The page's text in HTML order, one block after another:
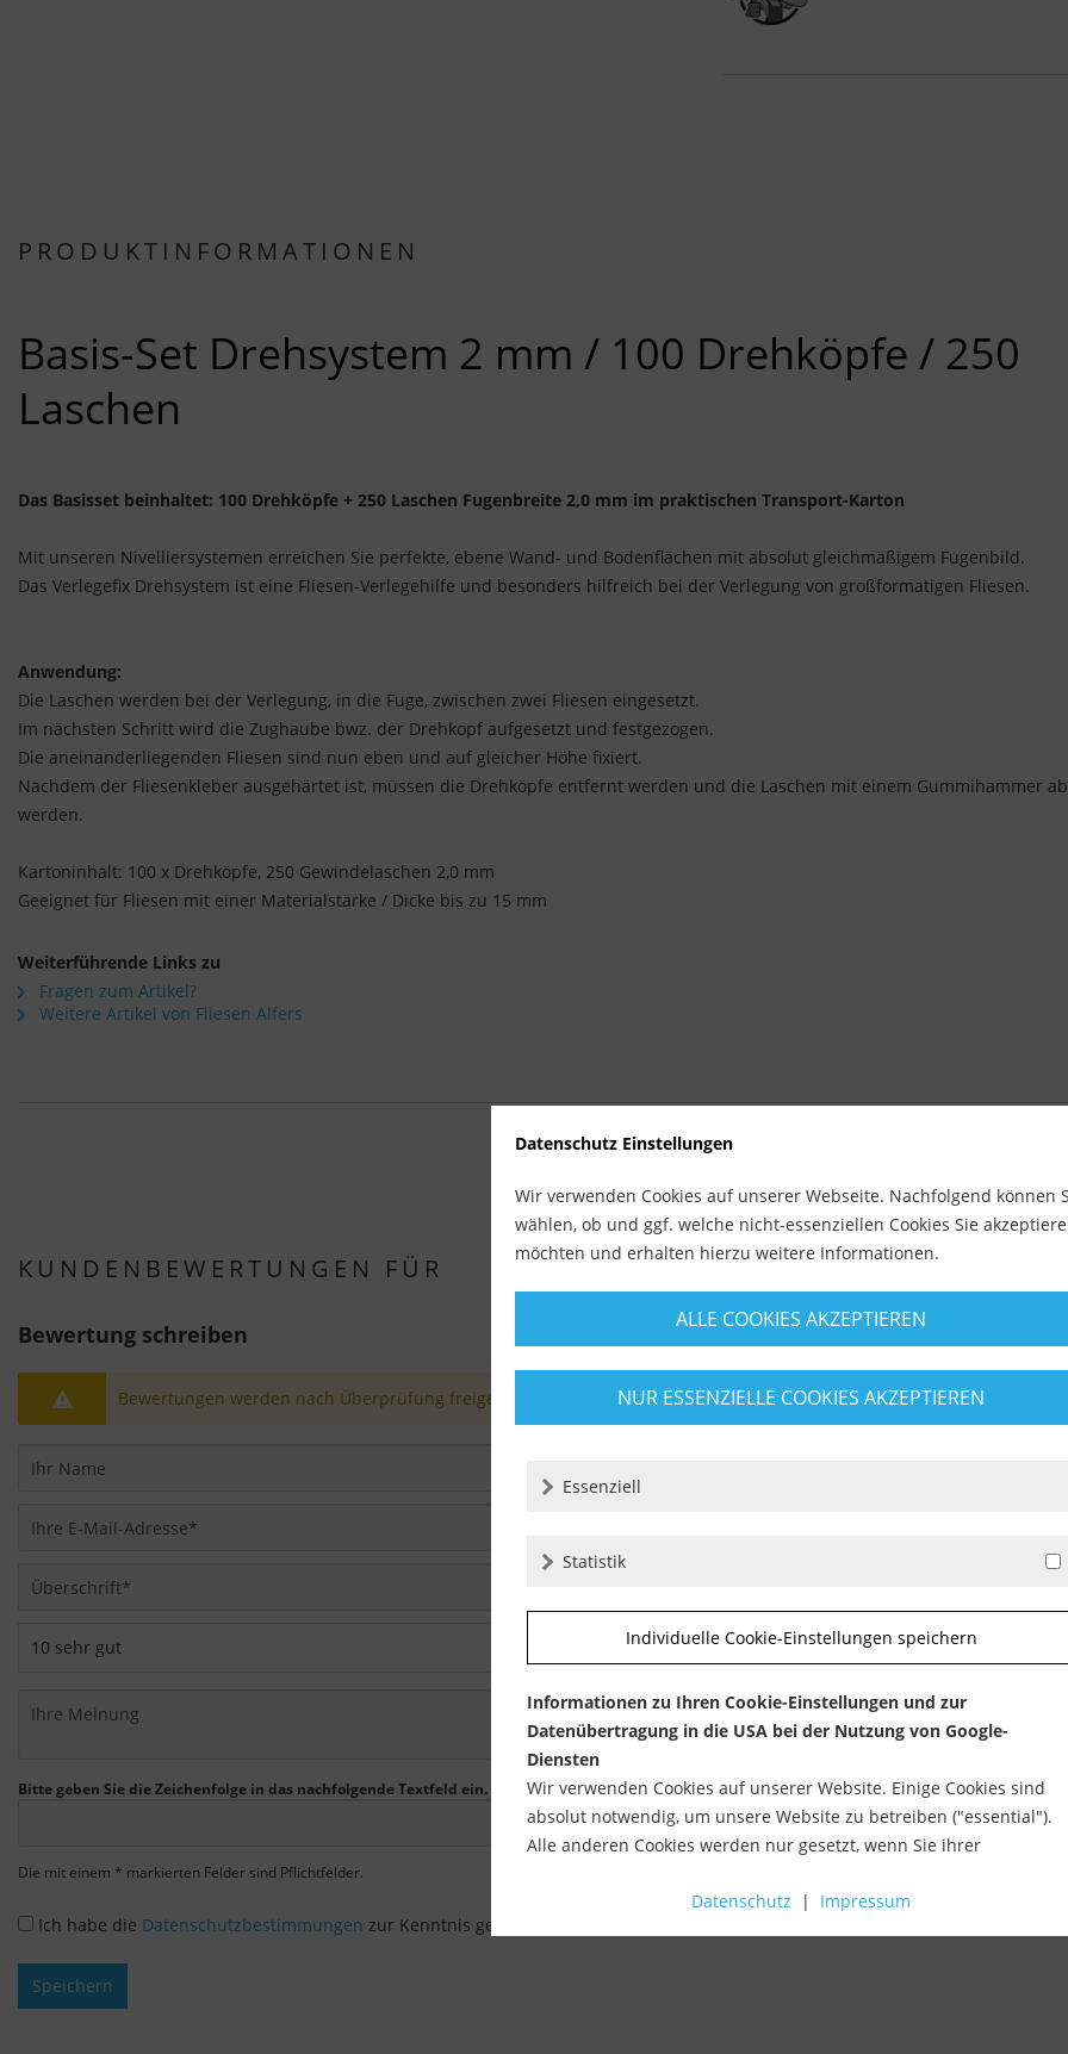
PRODUKTINFORMATIONEN
Basis-Set Drehsystem 2 mm / 100 Drehköpfe / 250
Laschen
Das Basisset beinhaltet: 100 Drehköpfe + 250 Laschen Fugenbreite 2,0 mm im praktischen Transport-Karton
Mit unseren Nivelliersystemen erreichen Sie perfekte, ebene Wand- und Bodenflächen mit absolut gleichmäßigem Fugenbild.
Das Verlegefix Drehsystem ist eine Fliesen-Verlegehilfe und besonders hilfreich bei der Verlegung von großformatigen Fliesen.
Anwendung:
Die Laschen werden bei der Verlegung, in die Fuge, zwischen zwei Fliesen eingesetzt.
Im nächsten Schritt wird die Zughaube bwz. der Drehkopf aufgesetzt und festgezogen.
Die aneinanderliegenden Fliesen sind nun eben und auf gleicher Höhe fixiert.
Nachdem der Fliesenkleber ausgehärtet ist, müssen die Drehköpfe entfernt werden und die Laschen mit einem Gummihammer
werden.
Kartoninhalt: 100 x Drehköpfe, 250 Gewindelaschen 2,0 mm
Geeignet für Fliesen mit einer Materialstärke / Dicke bis zu 15 mm
Weiterführende Links zu
Fragen zum Artikel?
Weitere Artikel von Fliesen Alfers
KUNDENBEWERTUNGEN FÜR
Bewertung schreiben
Bewertungen werden nach Überprüfung freigeschaltet.
Bitte geben Sie die Zeichenfolge in das nachfolgende Textfeld ein.
Die mit einem * markierten Felder sind Pflichtfelder.
Ich habe die Datenschutzbestimmungen zur Kenntnis genommen.
Speichern
Datenschutz Einstellungen
Wir verwenden Cookies auf unserer Webseite. Nachfolgend können
wählen, ob und ggf. welche nicht-essenziellen Cookies Sie
möchten und erhalten hierzu weitere Informationen.
ALLE COOKIES AKZEPTIEREN
NUR ESSENZIELLE COOKIES AKZEPTIEREN
Essenziell
Statistik
Individuelle Cookie-Einstellungen speichern
Informationen zu Ihren Cookie-Einstellungen und zur
Datenübertragung in die USA bei der Nutzung von Google-
Diensten
Wir verwenden Cookies auf unserer Website. Einige Cookies sind
absolut notwendig, um unsere Website zu betreiben ("essential").
Alle anderen Cookies werden nur gesetzt, wenn Sie ihrer
Datenschutz | Impressum